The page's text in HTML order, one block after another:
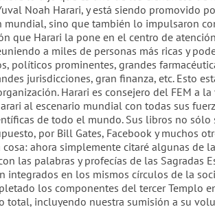
Noah Harari, y está siendo promovido
mundial, sino que también lo impulsaron
que Harari la pone en el centro de
a miles de personas más ricas y
políticos prominentes, grandes
jurisdicciones, gran finanza, etc. Esto est
Harari es consejero del FEM a
al escenario mundial con todas sus
de todo el mundo. Sus libros no
por Bill Gates, Facebook y muchos
cosa: ahora simplemente citaré algunas de
las palabras y profecías de las Sagradas
integrados en los mismos círculos de la
los componentes del tercer Templo
total, incluyendo nuestra sumisión a su